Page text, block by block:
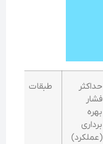
حداکثر
فشار
بهره
برداری
(عملکرد)
طبقات